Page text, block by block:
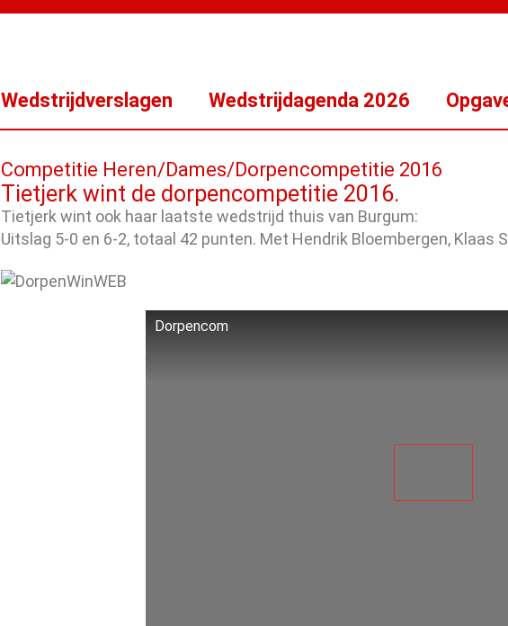
Wedstrijdverslagen Wedstrijdagenda 2026
Competitie Heren/Dames/Dorpencompetitie 2016
Tietjerk wint de dorpencompetitie 2016.
Tietjerk wint ook haar laatste wedstrijd thuis van Burgum:
Uitslag 5-0 en 6-2, totaal 42 punten. Met Hendrik Bloembergen, Klaas
Dorpencom